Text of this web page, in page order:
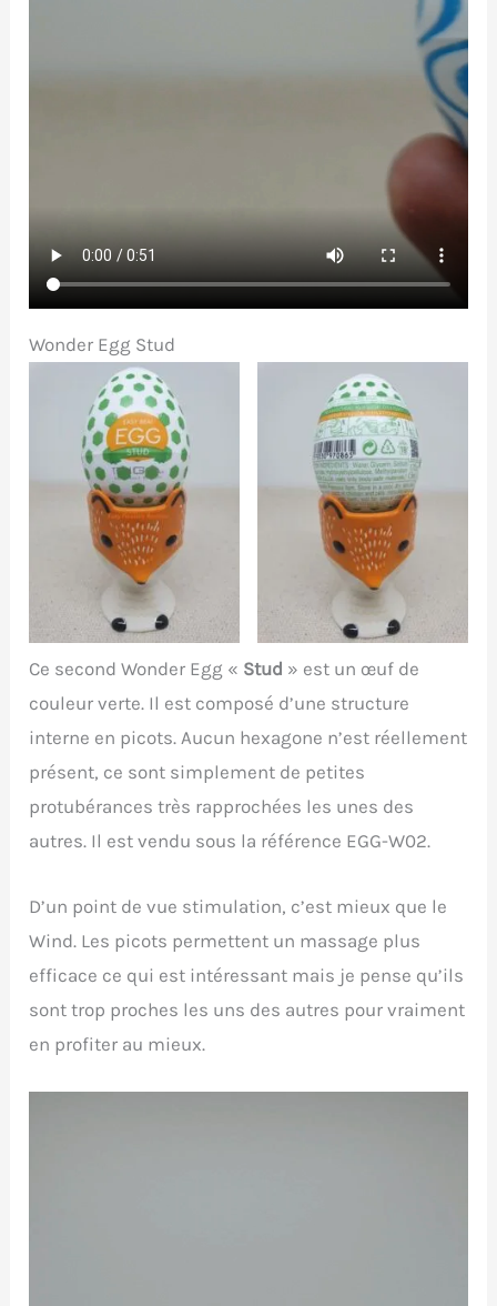
Wonder Egg Stud
Aucune légende Aucune légende
Ce second Wonder Egg « Stud » est un œuf de
couleur verte. Il est composé d’une structure
interne en picots. Aucun hexagone n’est réellement
présent, ce sont simplement de petites
protubérances très rapprochées les unes des
autres. Il est vendu sous la référence EGG-W02.
D’un point de vue stimulation, c’est mieux que le
Wind. Les picots permettent un massage plus
efficace ce qui est intéressant mais je pense qu’ils
sont trop proches les uns des autres pour vraiment
en profiter au mieux.